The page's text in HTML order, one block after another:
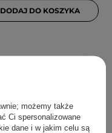
DODAJ DO KOSZYKA
możemy także
Ci spersonalizowane
dane i w jakim celu są